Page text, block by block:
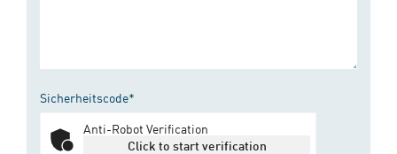
Sicherheitscode*
Anti-Robot Verification
Click to start verification